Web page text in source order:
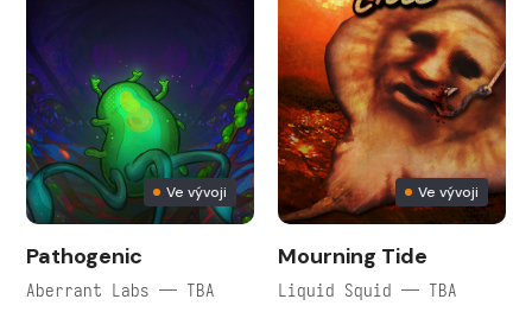
Ve vývoji
Pathogenic
Aberrant Labs — TBA
Ve vývoji
Mourning Tide
Liquid Squid — TBA